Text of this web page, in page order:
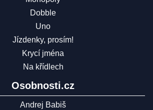
Dobble
Uno
Jízdenky, prosím!
Krycí jména
Na křídlech
Osobnosti.cz
Andrej Babiš